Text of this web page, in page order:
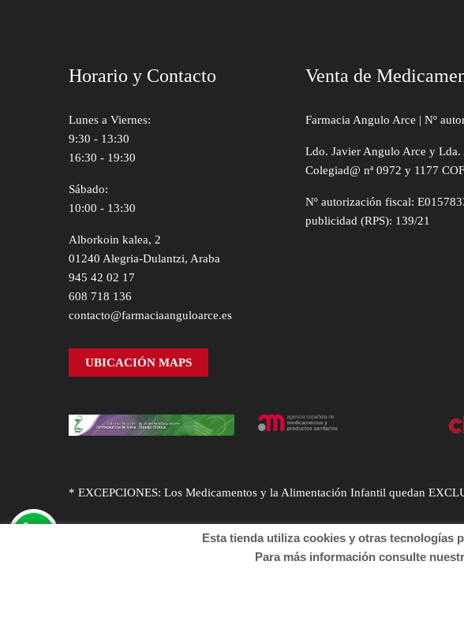
Horario y Contacto
Lunes a Viernes:
9:30 - 13:30
16:30 - 19:30
Sábado:
10:00 - 13:30
Alborkoin kalea, 2
01240 Alegria-Dulantzi, Araba
945 42 02 17
608 718 136
contacto@farmaciaanguloarce.es
UBICACIÓN MAPS
Venta de
Farmacia Angulo Arce | Nº
Ldo. Javier Angulo Arce y
Colegiad@ nª 0972 y 1177
Nº autorización fiscal:
publicidad (RPS): 139/21
* EXCEPCIONES: Los Medicamentos y la Alimentación Infantil quedan
Esta tienda utiliza cookies y otras tecnologías
Para más información consulte